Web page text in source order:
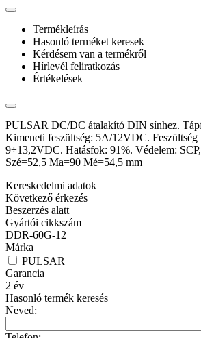
Termékleírás
Hasonló terméket keresek
Kérdésem van a termékről
Hírlevél feliratkozás
Értékelések
PULSAR DC/DC átalakító DIN sínhez.
Kimeneti feszültség: 5A/12VDC. Feszültség
9÷13,2VDC. Hatásfok: 91%. Védelem:
Szé=52,5 Ma=90 Mé=54,5 mm
Kereskedelmi adatok
Következő érkezés
Beszerzés alatt
Gyártói cikkszám
DDR-60G-12
Márka
PULSAR
Garancia
2 év
Hasonló termék keresés
Neved: